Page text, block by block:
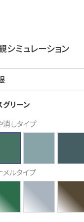
シミュレーション
グリーン
消しタイプ
メルタイプ